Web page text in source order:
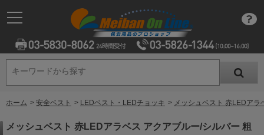
キーワードから探す
キーワードから探す
ホーム > 安全ベスト > LEDベスト・LEDチョッキ > メッシュベスト 赤LEDア
メッシュベスト 赤LEDアラベス アクアブルー/シルバー 粗